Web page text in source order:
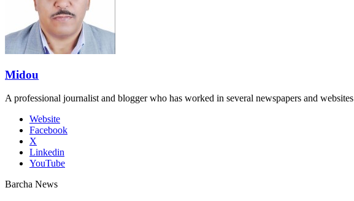
Midou
A professional journalist and blogger who has worked in several newspapers and websites
Website
Facebook
X
Linkedin
YouTube
Barcha News